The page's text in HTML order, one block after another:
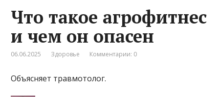
Что такое агрофитнес
и чем он опасен
06.06.2025 Здоровье Комментарии: 0
Объясняет травмотолог.